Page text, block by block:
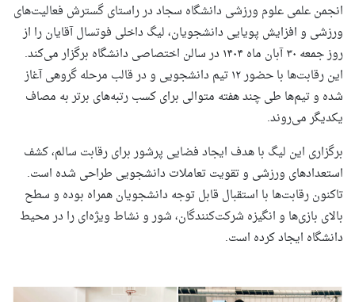
انجمن علمی علوم ورزشی دانشگاه سجاد در راستای گسترش فعالیت‌های
ورزشی و افزایش پویایی دانشجویان، لیگ داخلی فوتسال آقایان را از
روز جمعه ۳۰ آبان ماه ۱۴۰۴ در سالن اختصاصی دانشگاه برگزار می‌کند.
این رقابت‌ها با حضور ۱۲ تیم دانشجویی و در قالب مرحله گروهی آغاز
شده و تیم‌ها طی چند هفته متوالی برای کسب رتبه‌های برتر به مصاف
یکدیگر می‌روند.
برگزاری این لیگ با هدف ایجاد فضایی پرشور برای رقابت سالم، کشف
استعدادهای ورزشی و تقویت تعاملات دانشجویی طراحی شده است.
تاکنون رقابت‌ها با استقبال قابل توجه دانشجویان همراه بوده و سطح
بالای بازی‌ها و انگیزه شرکت‌کنندگان، شور و نشاط ویژه‌ای را در محیط
دانشگاه ایجاد کرده است.